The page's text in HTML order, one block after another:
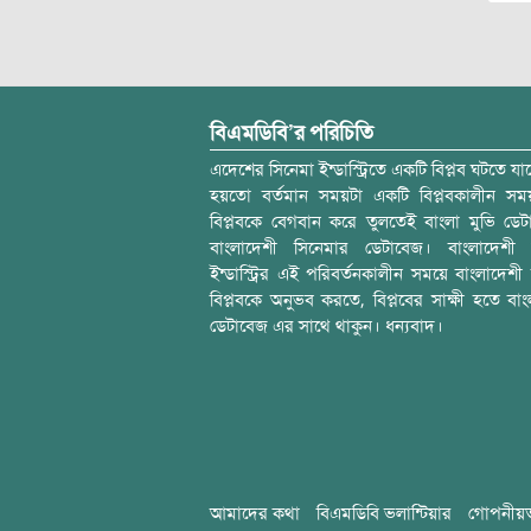
বিএমডিবি’র পরিচিতি
এদেশের সিনেমা ইন্ডাস্ট্রিতে একটি বিপ্লব ঘটতে
হয়তো বর্তমান সময়টা একটি বিপ্লবকালীন
বিপ্লবকে বেগবান করে তুলতেই বাংলা মুভি
বাংলাদেশী সিনেমার ডেটাবেজ। বাংলাদেশী
ইন্ডাস্ট্রির এই পরিবর্তনকালীন সময়ে বাংলাদেশী
বিপ্লবকে অনুভব করতে, বিপ্লবের সাক্ষী হতে
ডেটাবেজ এর সাথে থাকুন। ধন্যবাদ।
আমাদের কথা বিএমডিবি ভলান্টিয়ার